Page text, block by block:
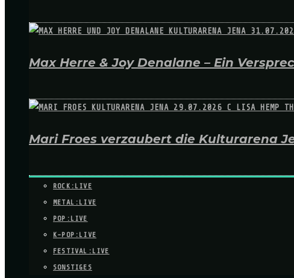
Max Herre & Joy Denalane – Ein
Mari Froes verzaubert die Kulturarena
ROCK:LIVE
METAL:LIVE
POP:LIVE
K-POP:LIVE
FESTIVAL:LIVE
SONSTIGES